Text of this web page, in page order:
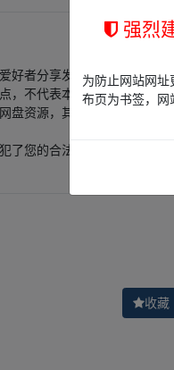
好者分享发布的网盘链接介
，不代表本网站立场，作者
盘资源，其版权归版权方所
了您的合法版权，请点击
收藏
强烈
为防止网站网
布页为书签，网